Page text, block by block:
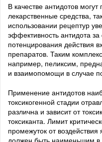
В качестве антидотов
лекарственные средства,
использовании рецептур
эффективность антидота
потенцирования действия
препаратов. Таким
например, пеликсим,
и взаимопомощи в случае
Применение антидотов
токсикогенной стадии
различна и зависит от
токсиканта. Лимит
промежуток от
должен быть наименьшим в